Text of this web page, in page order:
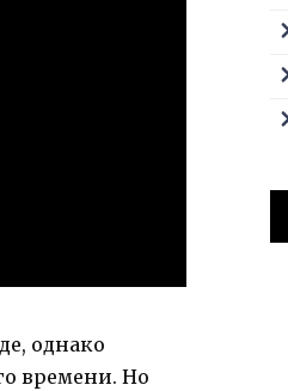
однако
времени. Но